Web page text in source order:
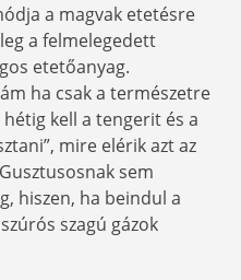
a magvak etetésre
a felmelegedett
etetőanyag.
ha csak a természetre
kell a tengerit és a
mire elérik azt az
sem
hiszen, ha beindul a
szagú gázok